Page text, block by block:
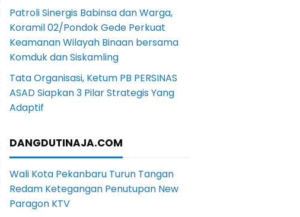
Patroli Sinergis Babinsa dan Warga,
Koramil 02/Pondok Gede Perkuat
Keamanan Wilayah Binaan bersama
Komduk dan Siskamling
Tata Organisasi, Ketum PB PERSINAS
ASAD Siapkan 3 Pilar Strategis Yang
Adaptif
DANGDUTINAJA.COM
Wali Kota Pekanbaru Turun Tangan
Redam Ketegangan Penutupan New
Paragon KTV